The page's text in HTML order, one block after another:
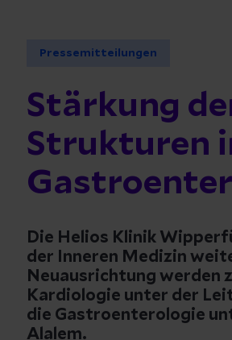
Pressemitteilungen
Stärkung
Strukturen
Die Helios Klinik
der Inneren Medizin
Neuausrichtung werden
Kardiologie unter der
die Gastroenterologie
Alalem.